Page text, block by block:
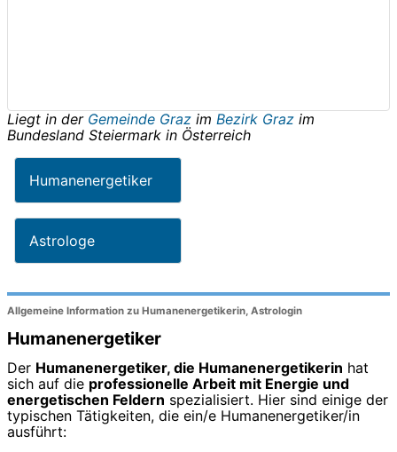
Liegt in der Gemeinde Graz im Bezirk Graz im
Bundesland Steiermark in Österreich
Humanenergetiker
Astrologe
Allgemeine Information zu Humanenergetikerin, Astrologin
Humanenergetiker
Der Humanenergetiker, die Humanenergetikerin hat
sich auf die professionelle Arbeit mit Energie und
energetischen Feldern spezialisiert. Hier sind einige der
typischen Tätigkeiten, die ein/e Humanenergetiker/in
ausführt: